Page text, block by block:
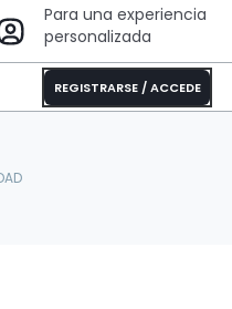
Para una experiencia
personalizada
REGISTRARSE / ACCEDE